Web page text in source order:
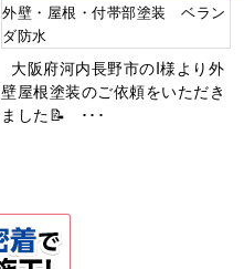
外壁・屋根・付帯部塗装 ベラン
ダ防水
大阪府河内長野市のI様より外
壁屋根塗装のご依頼をいただき
ました📝 ･･･